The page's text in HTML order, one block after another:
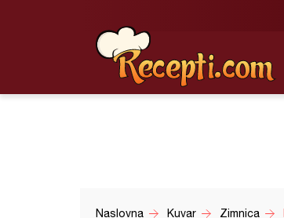
Naslovna Kuvar Zimnica